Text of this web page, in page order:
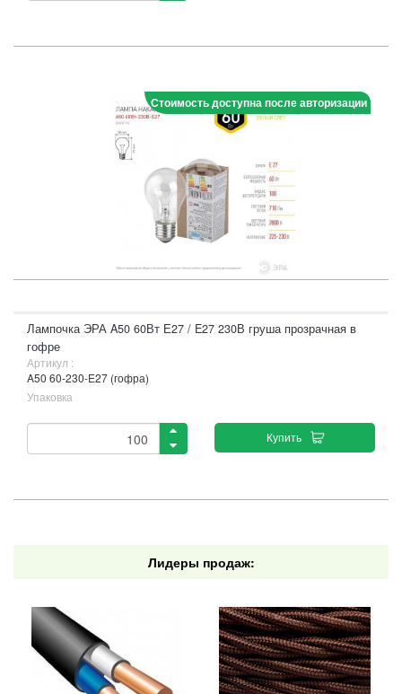
Стоимость доступна после авторизации
Лампочка ЭРА A50 60Вт Е27 / E27 230В груша прозрачная в
гофре
Артикул :
A50 60-230-E27 (гофра)
Упаковка
Купить
Лидеры продаж: